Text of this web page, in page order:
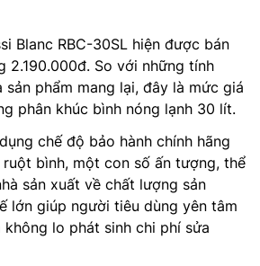
Blanc RBC-30SL hiện được bán
2.190.000đ. So với những tính
sản phẩm mang lại, đây là mức giá
phân khúc bình nóng lạnh 30 lít.
chế độ bảo hành chính hãng
bình, một con số ấn tượng, thể
sản xuất về chất lượng sản
lớn giúp người tiêu dùng yên tâm
không lo phát sinh chi phí sửa